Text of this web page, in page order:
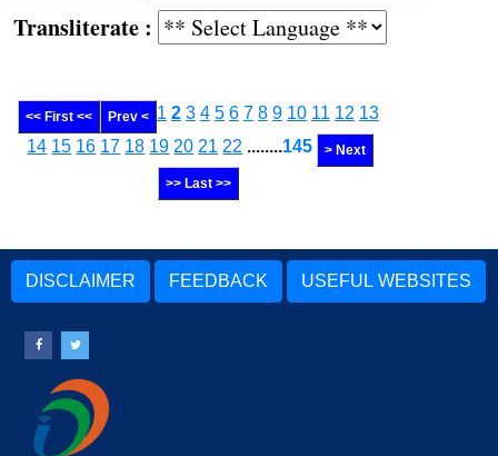
:
<< First << Prev < 1 2 3 4 5 6 7 8 9 10 11 12 13
14 15 16 17 18 19 20 21 22 ........145 > Next
>> Last >>
DISCLAIMER FEEDBACK USEFUL WEBSITES